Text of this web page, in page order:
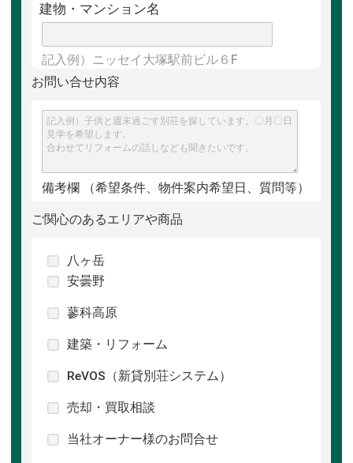
建物・ マンション名
記入例）ニッセイ大塚駅前ビル６F
お問い合せ内容
備考欄 （希望条件、物件案内希望日、質問等）
ご関心のあるエリアや商品
八ヶ岳
安曇野
蓼科高原
建築・リフォーム
ReVOS（新貸別荘システム）
売却・買取相談
当社オーナー様のお問合せ